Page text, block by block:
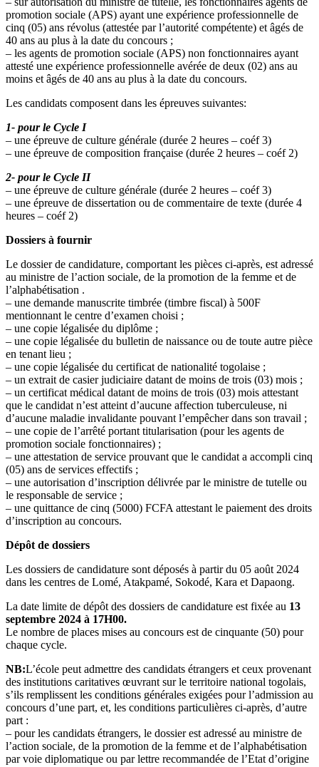
promotion sociale (APS) ayant une expérience professionnelle de
cinq (05) ans révolus (attestée par l’autorité compétente) et âgés de
40 ans au plus à la date du concours ;
– les agents de promotion sociale (APS) non fonctionnaires ayant
attesté une expérience professionnelle avérée de deux (02) ans au
moins et âgés de 40 ans au plus à la date du concours.
Les candidats composent dans les épreuves suivantes:
1- pour le Cycle I
– une épreuve de culture générale (durée 2 heures – coéf 3)
– une épreuve de composition française (durée 2 heures – coéf 2)
2- pour le Cycle II
– une épreuve de culture générale (durée 2 heures – coéf 3)
– une épreuve de dissertation ou de commentaire de texte (durée 4
heures – coéf 2)
Dossiers à fournir
Le dossier de candidature, comportant les pièces ci-après, est adressé
au ministre de l’action sociale, de la promotion de la femme et de
l’alphabétisation .
– une demande manuscrite timbrée (timbre fiscal) à 500F
mentionnant le centre d’examen choisi ;
– une copie légalisée du diplôme ;
– une copie légalisée du bulletin de naissance ou de toute autre pièce
en tenant lieu ;
– une copie légalisée du certificat de nationalité togolaise ;
– un extrait de casier judiciaire datant de moins de trois (03) mois ;
– un certificat médical datant de moins de trois (03) mois attestant
que le candidat n’est atteint d’aucune affection tuberculeuse, ni
d’aucune maladie invalidante pouvant l’empêcher dans son travail ;
– une copie de l’arrêté portant titularisation (pour les agents de
promotion sociale fonctionnaires) ;
– une attestation de service prouvant que le candidat a accompli cinq
(05) ans de services effectifs ;
– une autorisation d’inscription délivrée par le ministre de tutelle ou
le responsable de service ;
– une quittance de cinq (5000) FCFA attestant le paiement des droits
d’inscription au concours.
Dépôt de dossiers
Les dossiers de candidature sont déposés à partir du 05 août 2024
dans les centres de Lomé, Atakpamé, Sokodé, Kara et Dapaong.
La date limite de dépôt des dossiers de candidature est fixée au 13
septembre 2024 à 17H00.
Le nombre de places mises au concours est de cinquante (50) pour
chaque cycle.
NB:L’école peut admettre des candidats étrangers et ceux provenant
des institutions caritatives œuvrant sur le territoire national togolais,
s’ils remplissent les conditions générales exigées pour l’admission au
concours d’une part, et, les conditions particulières ci-après, d’autre
part :
– pour les candidats étrangers, le dossier est adressé au ministre de
l’action sociale, de la promotion de la femme et de l’alphabétisation
par voie diplomatique ou par lettre recommandée de l’Etat d’origine